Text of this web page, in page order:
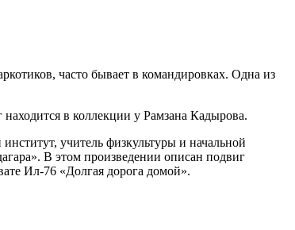
часто бывает в командировках. Одна из
в коллекции у Рамзана Кадырова.
учитель физкультуры и начальной
В этом произведении описан подвиг
Ил-76 «Долгая дорога домой».